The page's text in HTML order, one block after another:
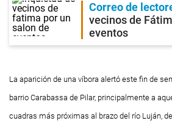
Correo de
vecinos de
eventos
La aparición de una víbora alertó este fin de
barrio Carabassa de Pilar, principalmente a
cuadras más próximas al brazo del río Luján,